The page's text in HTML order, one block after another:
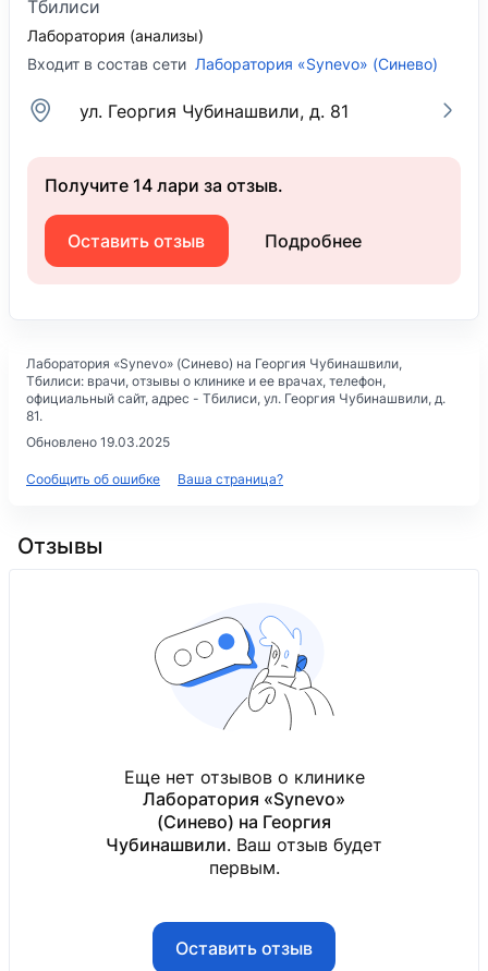
Тбилиси
Лаборатория (анализы)
Входит в состав сети Лаборатория «Synevo» (Синево)
ул. Георгия Чубинашвили, д. 81
Получите 14 лари за отзыв.
Оставить отзыв Подробнее
Лаборатория «Synevo» (Синево) на Георгия Чубинашвили,
Тбилиси: врачи, отзывы о клинике и ее врачах, телефон,
официальный сайт, адрес - Тбилиси, ул. Георгия Чубинашвили, д.
81.
Обновлено 19.03.2025
Сообщить об ошибке Ваша страница?
Отзывы
Еще нет отзывов о клинике
Лаборатория «Synevo»
(Синево) на Георгия
Чубинашвили. Ваш отзыв будет
первым.
Оставить отзыв